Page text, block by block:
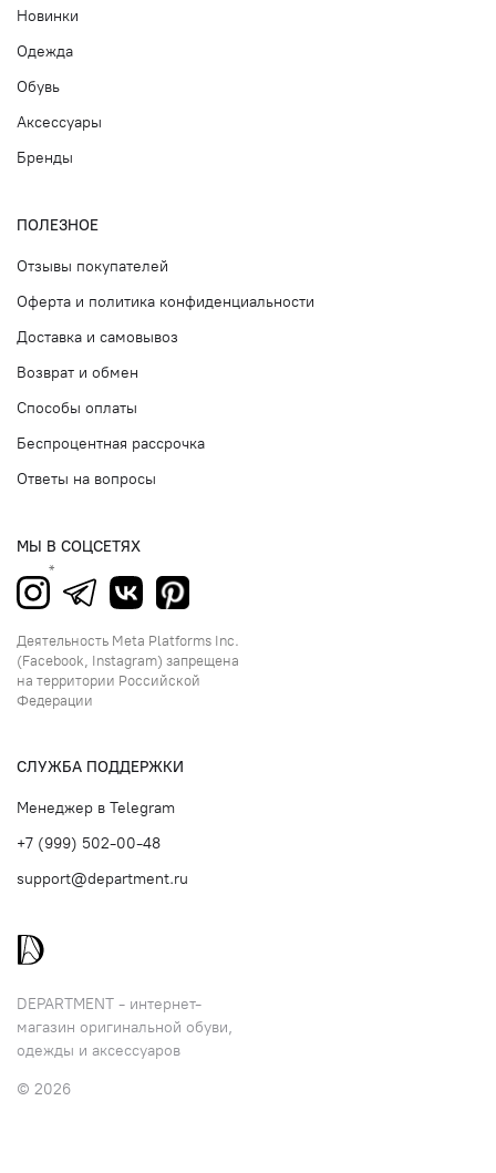
DEPARTMENT - интернет-
магазин оригинальной обуви,
одежды и аксессуаров
© 2026
Новинки
Одежда
Обувь
Аксессуары
Бренды
ПОЛЕЗНОЕ
Отзывы покупателей
Оферта и политика конфиденциальности
Доставка и самовывоз
Возврат и обмен
Способы оплаты
Беспроцентная рассрочка
Ответы на вопросы
МЫ В СОЦСЕТЯХ
Деятельность Meta Platforms Inc.
(Facebook, Instagram) запрещена
на территории Российской
Федерации
СЛУЖБА ПОДДЕРЖКИ
Менеджер в Telegram
+7 (999) 502-00-48
support@department.ru